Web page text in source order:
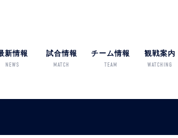
新情報
NEWS
試合情報
MATCH
チーム情報
TEAM
観戦案内
WATCHING